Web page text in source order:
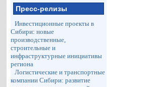
Пресс-релизы
Инвестиционные проекты в
Сибири: новые
производственные,
строительные и
инфраструктурные инициативы
региона
Логистические и транспортные
компании Сибири: развитие